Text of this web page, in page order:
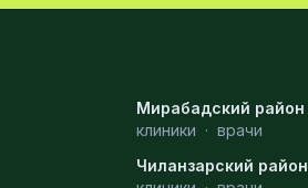
Мирабадский район
клиники · врачи
Чиланзарский район